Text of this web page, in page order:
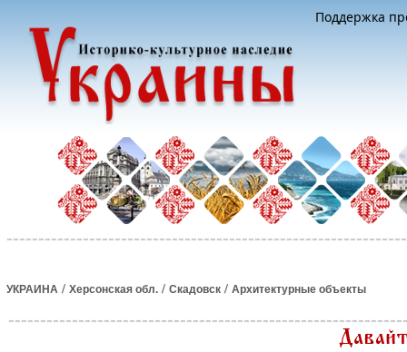
Поддержка
УКРАИНА / Херсонская обл. / Скадовск / Архитектурные объекты